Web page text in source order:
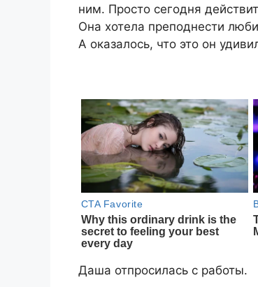
ним. Просто сегодня
Она хотела преподнести
А оказалось, что это он
Даша отпросилась с работы.